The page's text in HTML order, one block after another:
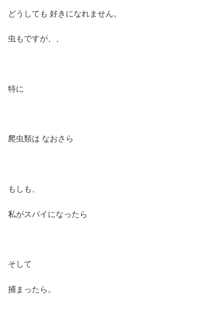
どうしても 好きになれません。
虫もですが、、
特に
爬虫類は なおさら
もしも、
私がスパイになったら
そして
捕まったら。